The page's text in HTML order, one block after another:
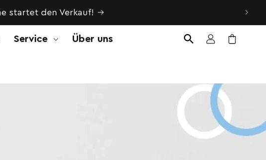
startet den Verkauf!
Service Über uns EinloggenWarenkorb